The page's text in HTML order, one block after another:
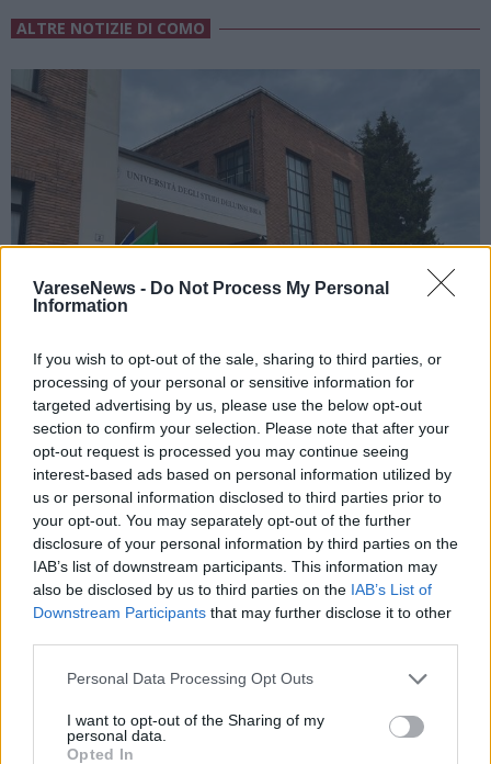
VareseNews - Do Not Process My Personal
Information
If you wish to opt-out of the sale, sharing to third parties, or
processing of your personal or sensitive information for
targeted advertising by us, please use the below opt-out
section to confirm your selection. Please note that after your
opt-out request is processed you may continue seeing
interest-based ads based on personal information utilized by
us or personal information disclosed to third parties prior to
your opt-out. You may separately opt-out of the further
disclosure of your personal information by third parties on the
IAB’s list of downstream participants. This information may
also be disclosed by us to third parties on the IAB’s List of
Downstream Participants that may further disclose it to other
Personal Data Processing Opt Outs
I want to opt-out of the Sharing of my
personal data.
Opted In
ALTRE NOTIZIE DI COMO
VARESE
Dal Mur 59 milioni di euro all’Università
dell’Insubria